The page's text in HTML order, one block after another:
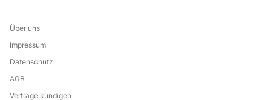
Über uns
Impressum
Datenschutz
AGB
Verträge kündigen